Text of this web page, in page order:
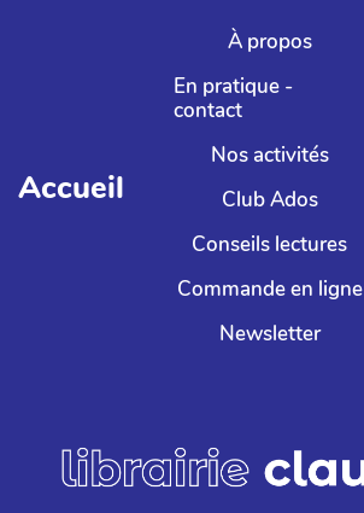
Aller au contenu principal
Accueil
À propos
En pratique -
contact
Nos activités
Club Ados
Conseils lectures
Commande en ligne
Newsletter